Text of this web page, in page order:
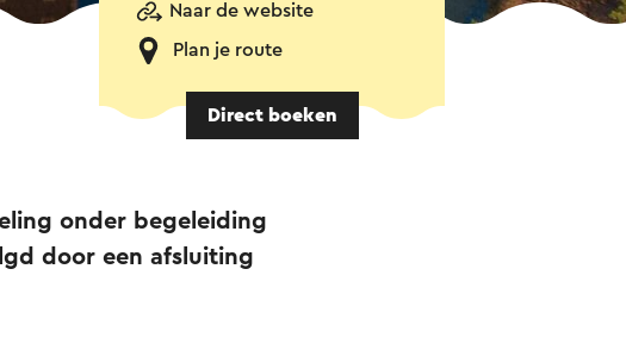
Naar de website
Plan je route
Direct boeken
onder begeleiding
door een afsluiting